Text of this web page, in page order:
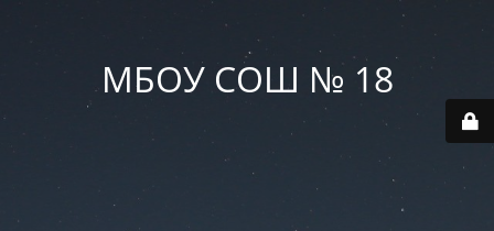
МБОУ СОШ № 18